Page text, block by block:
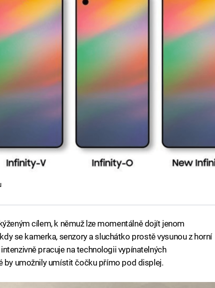
cílem, k němuž lze momentálně dojít jenom
se kamerka, senzory a sluchátko prostě vysunou z horní
pracuje na technologii vypínatelných
by umožnily umístit čočku přímo pod displej.